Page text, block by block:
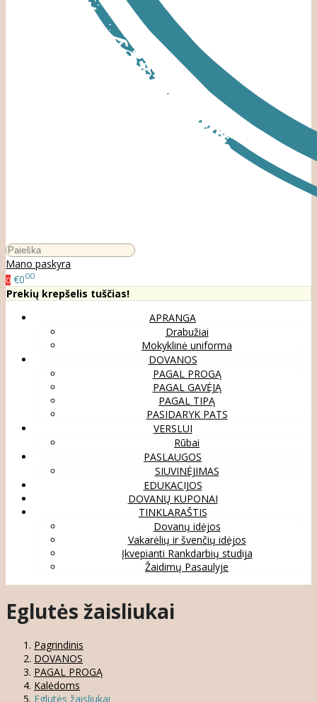
Mano paskyra
0 €000
Prekių krepšelis tuščias!
APRANGA
Drabužiai
Mokyklinė uniforma
DOVANOS
PAGAL PROGĄ
PAGAL GAVĖJĄ
PAGAL TIPĄ
PASIDARYK PATS
VERSLUI
Rūbai
PASLAUGOS
SIUVINĖJIMAS
EDUKACIJOS
DOVANŲ KUPONAI
TINKLARAŠTIS
Dovanų idėjos
Vakarėlių ir švenčių idėjos
Įkvepianti Rankdarbių studija
Žaidimų Pasaulyje
Eglutės žaisliukai
Pagrindinis
DOVANOS
PAGAL PROGĄ
Kalėdoms
Eglutės žaisliukai